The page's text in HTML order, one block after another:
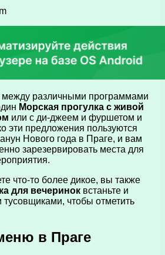
различными программами
Морская прогулка с живой
или с ди-джеем и фуршетом и
эти предложения пользуются
Нового года в Праге, и вам
зарезервировать места для
что-то более дикое, вы также
для вечеринок встаньте и
тусовщиками, чтобы отметить
в Праге